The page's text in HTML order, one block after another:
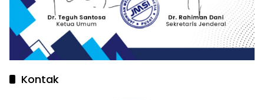
Kontak